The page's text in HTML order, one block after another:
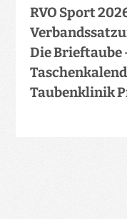
RVO Sport
Die Brieftaube
Taubenklinik